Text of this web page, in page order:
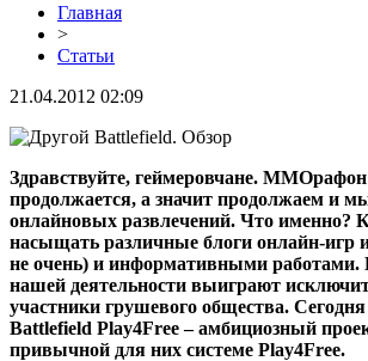
Главная
>
Статьи
21.04.2012 02:09
Здравствуйте, геймеровчане. MMOрафон
продолжается, а значит продолжаем и
онлайновых развлечений. Что именно?
насыщать различные блоги онлайн-игр
не очень) и информативными работами.
нашей деятельности выиграют
участники грушевого общества.
Battlefield Play4Free– амбициозный
привычной для них системе Play4Free.